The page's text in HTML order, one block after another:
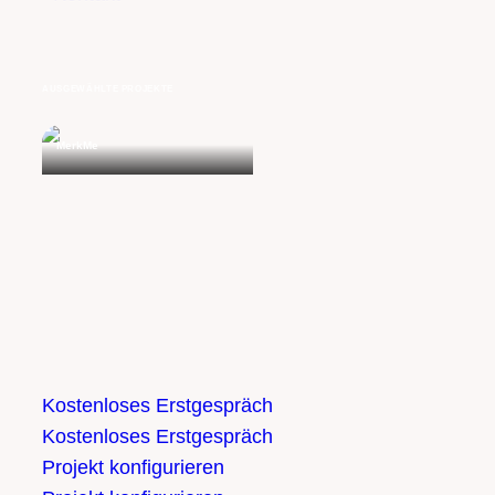
MerkMe
Kostenloses Erstgespräch
Kostenloses Erstgespräch
Projekt konfigurieren